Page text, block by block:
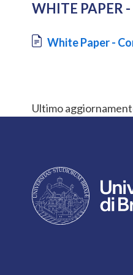
WHITE PAPER
Document
White Paper -
Ultimo